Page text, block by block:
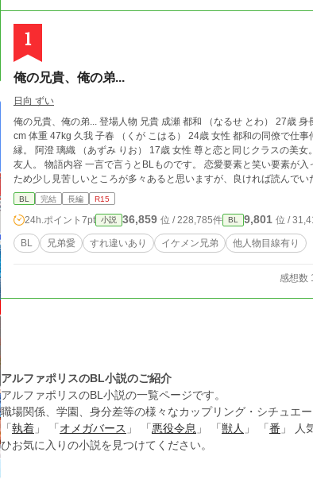
1
俺の兄貴、俺の弟...
日向 ずい
俺の兄貴、俺の弟... 登場人物 兄貴 成瀬 都和 （なるせ とわ） 27歳 身長 184cm 体重 67kg 弟 成瀬 尊 （なるせ たける） 17歳 身長167
cm 体重 47kg 久我 子春 （くが こはる） 24歳 女性 都和の同僚で仕事仲間。 音海 恋 （おとみ れん） 18歳 男性 尊の同級生で腐れ
縁。 阿澄 璃織 （あずみ りお） 17歳 女性 尊と恋と同じクラスの美女。 上城 志希 （かみじょう しき） 25歳 男性 都和の部下で頼れる
友人。 物語内容 一言で言うとBLものです。 恋愛要素と笑い要素が入ったものになる予定ですが、言葉などは私の語彙力が足りない
ため少し見苦しいところが多々あると思いますが、良ければ読んでい
BL 完結 長編 R15
24h.ポイント 7pt 小説 36,859 位 / 228,785件 BL 9,801 位 /
BL 兄弟愛 すれ違いあり イケメン兄弟 他人物目線有り
感想数
アルファポリスのBL小説のご紹介
アルファポリスのBL小説の一覧ページです。
職場関係、学園、身分差等の様々なカップリング・シチュエ
「 執着 」 「 オメガバース 」 「 悪役令息 」 「 獣人 」 「 番 」 人
ひお気に入りの小説を見つけてください。